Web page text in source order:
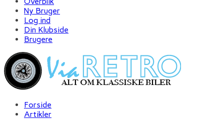
Ny Bruger
Log ind
Din Klubside
Brugere
Forside
Artikler